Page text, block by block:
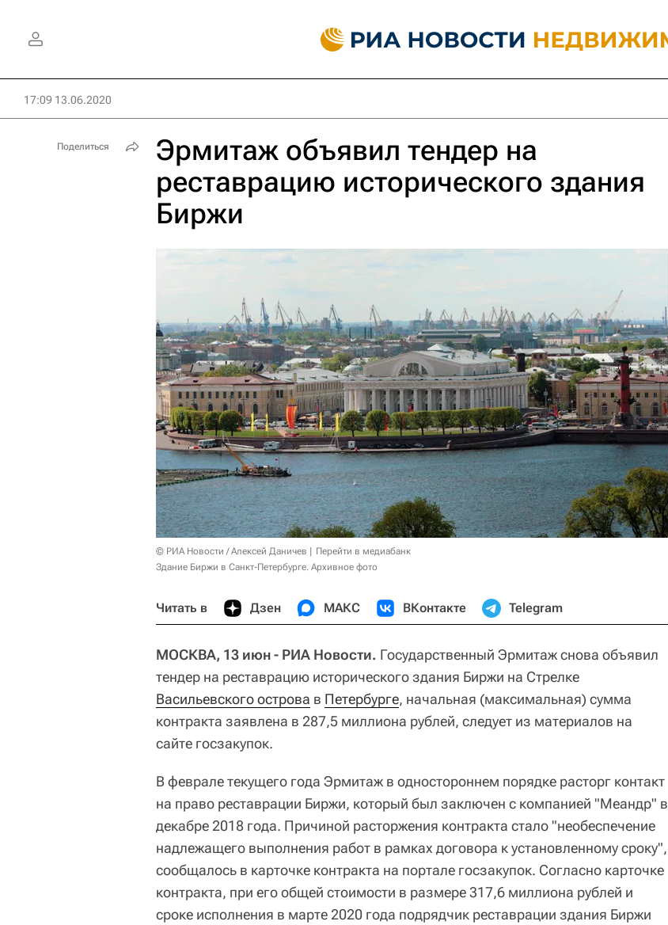
17:09 13.06.2020
Эрмитаж объявил тендер на
реставрацию исторического здания
Биржи
© РИА Новости / Алексей Даничев
Перейти в медиабанк
Здание Биржи в Санкт-Петербурге. Архивное фото
Читать в Дзен МАКС ВКонтакте Telegram
МОСКВА, 13 июн - РИА Новости. Государственный Эрмитаж снова объявил
тендер на реставрацию исторического здания Биржи на Стрелке
Васильевского острова в Петербурге, начальная (максимальная) сумма
контракта заявлена в 287,5 миллиона рублей, следует из материалов на
сайте госзакупок.
В феврале текущего года Эрмитаж в одностороннем порядке расторг контакт
на право реставрации Биржи, который был заключен с компанией "Меандр" в
декабре 2018 года. Причиной расторжения контракта стало "необеспечение
надлежащего выполнения работ в рамках договора к установленному сроку",
сообщалось в карточке контракта на портале госзакупок. Согласно карточке
контракта, при его общей стоимости в размере 317,6 миллиона рублей и
сроке исполнения в марте 2020 года подрядчик реставрации здания Биржи
Поделиться